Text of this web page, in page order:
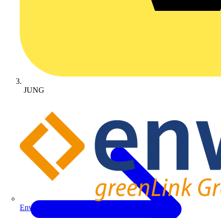
Enwitec
JUNG